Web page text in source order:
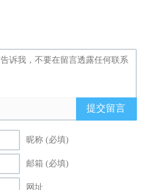
提交留言
昵称 (必填)
邮箱 (必填)
网址